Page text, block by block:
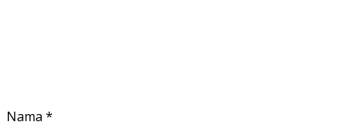
Nama *